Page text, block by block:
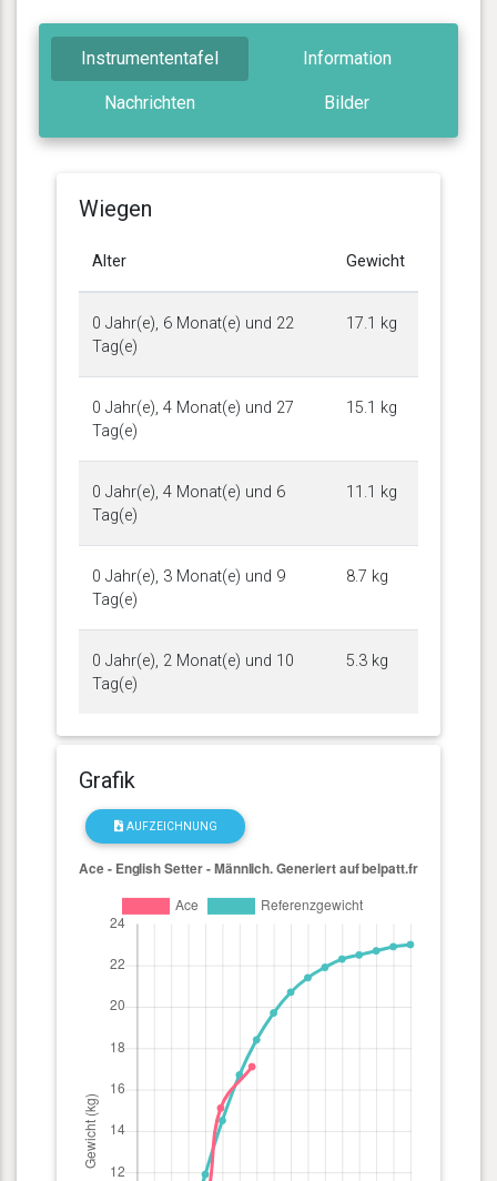
Instrumententafel Information
Nachrichten Bilder
Wiegen
Alter Gewicht
0 Jahr(e), 6 Monat(e) und 22
Tag(e)
17.1 kg
0 Jahr(e), 4 Monat(e) und 27
Tag(e)
15.1 kg
0 Jahr(e), 4 Monat(e) und 6
Tag(e)
11.1 kg
0 Jahr(e), 3 Monat(e) und 9
Tag(e)
8.7 kg
0 Jahr(e), 2 Monat(e) und 10
Tag(e)
5.3 kg
Grafik
AUFZEICHNUNG